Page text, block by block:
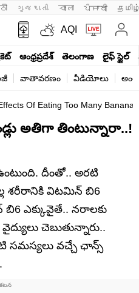
ગુજરાતી বাংলা ਪੰਜਾਬੀ
AQI
ఆంధ్రప్రదేశ్ తెలంగాణ లైఫ్ స్టైల్
వాతావరణం వీడియోలు
Of Eating Too Many
అతిగా తింటున్నారా..!
దీంతో.. అరటి
శరీరానికి విటమిన్ బి6
ఎక్కువైతే.. నరాలకు
చెబుతున్నారు..
సమస్యలు వచ్చే ఛాన్స్